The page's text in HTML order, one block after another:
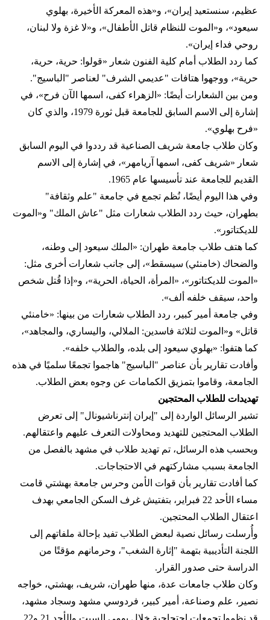
عظيم، سنستعيد إيران»، و«هذه المعركة الأخيرة، بهلوي
سيعود»، و«الموت للنظام قاتل الأطفال»، و«لا غزة ولا لبنان،
روحي فداء إيران».
كما ردد الطلاب أمام كلية الفنون شعار «قولوا: حرية، حرية،
حرية»، ووجهوا هتافات "عديمي الشرف" لعناصر "الباسيج".
ومن بين الشعارات أيضًا: «الزهراء كفى، اسمها الآن فرح»، في
إشارة إلى الاسم السابق للجامعة قبل ثورة 1979، والذي كان
«فرح بهلوي».
وكان طلاب جامعة شريف الصناعية قد رددوا في اليوم السابق
شعار «شريف كفى، اسمها آريامهر»، في إشارة إلى الاسم
القديم للجامعة عند تأسيسها عام 1965.
وفي هذا اليوم أيضًا، نُظم تجمع في جامعة "علم وثقافة"
بطهران، حيث ردد الطلاب شعارات مثل "عاش الملك" و«الموت
للديكتاتور».
كما هتف طلاب جامعة طهران: «الملك سيعود إلى وطنه،
والضحاك (خامنئي) سيسقط»، إلى جانب شعارات أخرى مثل:
«الموت للديكتاتور»، «المرأة، الحياة، الحرية»، و«إذا قُتل شخص
واحد، سيقف خلفه ألف».
وفي جامعة أمير كبير، ردد الطلاب شعارات من بينها: «خامنئي
قاتل» و«الموت لثلاثة فاسدين: الملالي، واليساري، والمجاهد»،
كما هتفوا: «بهلوي سيعود إلى بلده، والطلاب خلفه».
وأفادت تقارير بأن عناصر "الباسيج" هاجموا تجمعًا سلميًا في هذه
الجامعة، وقاموا بتمزيق الكمامات عن وجوه بعض الطلاب.
تهديدات للطلاب المحتجين
تشير الرسائل الواردة إلى "إيران إنترناشيونال" إلى تعرض
الطلاب المحتجين للتهديد ومحاولات التعرف عليهم واعتقالهم.
وبحسب هذه الرسائل، تم تهديد طلاب في مشهد بالفصل من
الجامعة بسبب مشاركتهم في الاحتجاجات.
كما أفادت تقارير بأن قوات الأمن وحرس جامعة بهشتي قامت
مساء الأحد 22 فبراير، بتفتيش غرف السكن الجامعي بهدف
اعتقال الطلاب المحتجين.
وأُرسلت رسائل نصية لبعض الطلاب تفيد بإحالة ملفاتهم إلى
اللجنة التأديبية بتهمة "إثارة الشغب"، وحرمانهم مؤقتًا من
الدراسة حتى صدور القرار.
وكان طلاب جامعات عدة، منها طهران، شريف، بهشتي، خواجه
نصير، علم وصناعة، أمير كبير، فردوسي مشهد وسجاد مشهد،